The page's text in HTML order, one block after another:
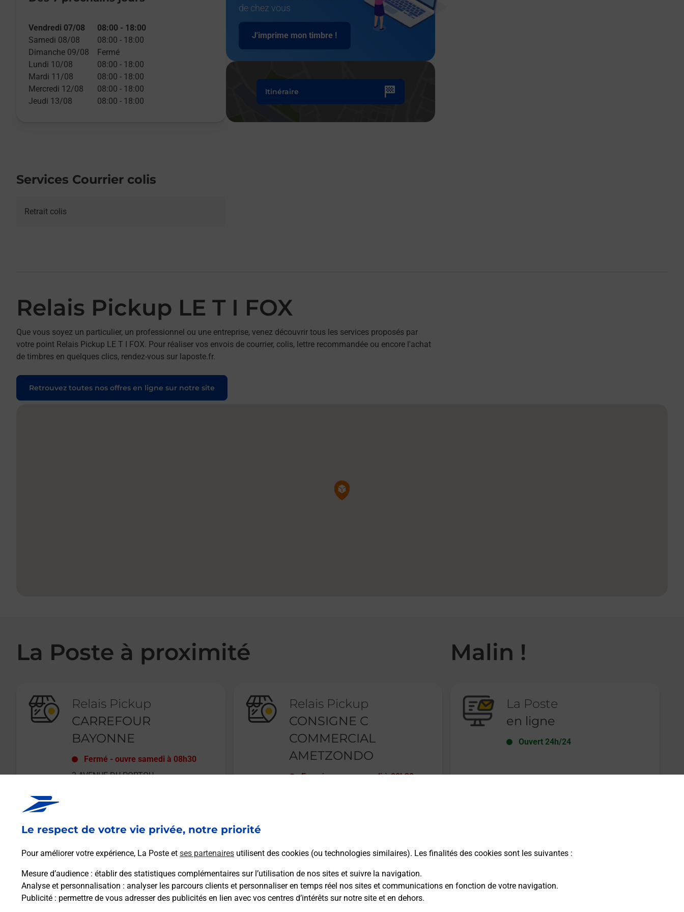
Le respect de votre vie privée, notre priorité
Pour améliorer votre expérience, La Poste et ses partenaires utilisent des cookies (ou technologies similaires). Les finalités des cookies sont les suivantes :
Mesure d’audience : établir des statistiques complémentaires sur l’utilisation de nos sites et suivre la navigation.
Analyse et personnalisation : analyser les parcours clients et personnaliser en temps réel nos sites et communications en fonction de votre navigation.
Publicité : permettre de vous adresser des publicités en lien avec vos centres d’intérêts sur notre site et en dehors.
Vendredi 07/08 08:00 - 18:00
Samedi 08/08
08:00 - 18:00
Dimanche 09/08
Fermé
Lundi 10/08
08:00 - 18:00
Mardi 11/08
08:00 - 18:00
Mercredi 12/08
08:00 - 18:00
Jeudi 13/08
08:00 - 18:00
de chez vous
J'imprime mon timbre !
Itinéraire
Services Courrier colis
Retrait colis
Relais Pickup LE T I FOX
Que vous soyez un particulier, un professionnel ou une entreprise, venez découvrir tous les services proposés par
votre point Relais Pickup LE T I FOX. Pour réaliser vos envois de courrier, colis, lettre recommandée ou encore l'achat
de timbres en quelques clics, rendez-vous sur laposte.fr.
Retrouvez toutes nos offres en ligne sur notre site
Pin de la carte
La Poste à proximité
Relais Pickup
CARREFOUR
BAYONNE
Fermé -ouvre samedi à 08h30
2 AVENUE DU PORTOU
En savoir plus
Relais Pickup
CONSIGNE C
COMMERCIAL
AMETZONDO
Fermé-ouvre samedi à 09h30
Malin !
La Poste
en ligne
Ouvert 24h/24